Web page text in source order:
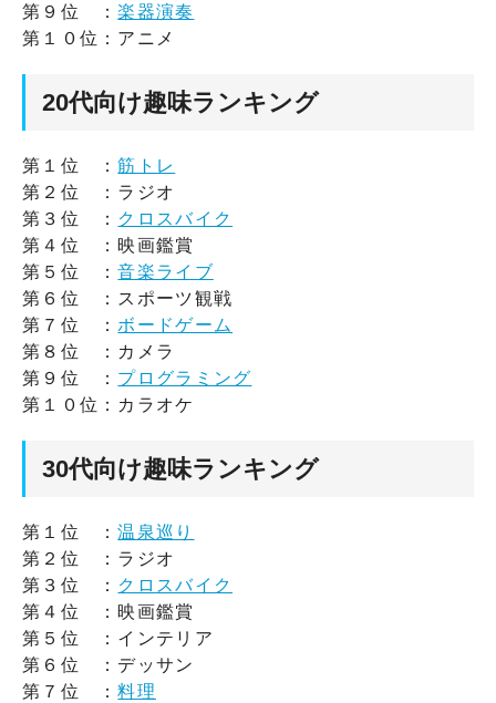
第９位 ：楽器演奏
第１０位：アニメ
20代向け趣味ランキング
第１位 ：筋トレ
第２位 ：ラジオ
第３位 ： クロスバイク
第４位 ：映画鑑賞
第５位 ：音楽ライブ
第６位 ：スポーツ観戦
第７位 ： ボードゲーム
第８位 ：カメラ
第９位 ： プログラミング
第１０位：カラオケ
30代向け趣味ランキング
第１位 ：温泉巡り
第２位 ：ラジオ
第３位 ： クロスバイク
第４位 ：映画鑑賞
第５位 ：インテリア
第６位 ：デッサン
第７位 ：料理